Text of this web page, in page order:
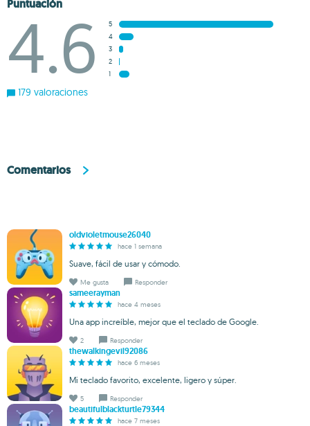
Puntuación
4.6
5
4
3
2
1
179 valoraciones
Comentarios
oldvioletmouse26040
hace 1 semana
Suave, fácil de usar y cómodo.
Me gusta Responder
sameerayman
hace 4 meses
Una app increíble, mejor que el teclado de Google.
2 Responder
thewalkingevil92086
hace 6 meses
Mi teclado favorito, excelente, ligero y súper.
5 Responder
beautifulblackturtle79344
hace 7 meses